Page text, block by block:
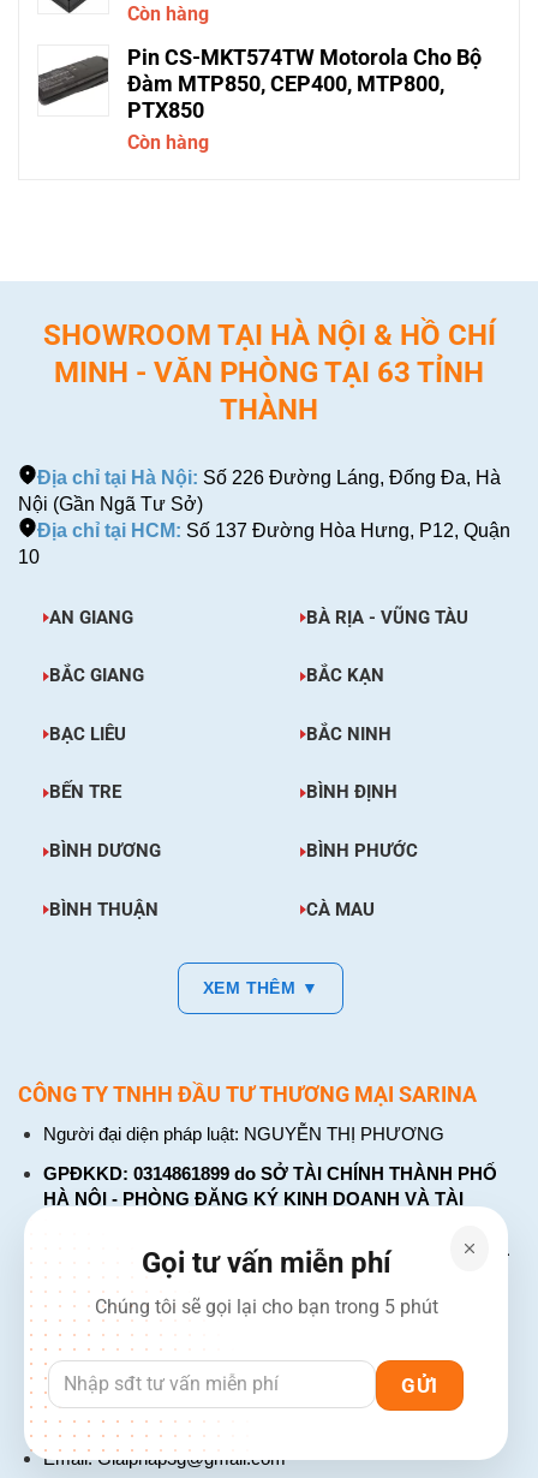
Còn hàng
Pin CS-MKT574TW Motorola Cho Bộ
Đàm MTP850, CEP400, MTP800,
PTX850
Còn hàng
SHOWROOM TẠI HÀ NỘI & HỒ CHÍ
MINH - VĂN PHÒNG TẠI 63 TỈNH
THÀNH
Địa chỉ tại Hà Nội: Số 226 Đường Láng, Đống Đa, Hà
Nội (Gần Ngã Tư Sở)
Địa chỉ tại HCM: Số 137 Đường Hòa Hưng, P12, Quận
10
AN GIANG BÀ RỊA - VŨNG TÀU
BẮC GIANG BẮC KẠN
BẠC LIÊU BẮC NINH
BẾN TRE BÌNH ĐỊNH
BÌNH DƯƠNG BÌNH PHƯỚC
BÌNH THUẬN CÀ MAU
XEM THÊM ▼
CÔNG TY TNHH ĐẦU TƯ THƯƠNG MẠI SARINA
Người đại diện pháp luật: NGUYỄN THỊ PHƯƠNG
GPĐKKD: 0314861899 do SỞ TÀI CHÍNH THÀNH PHỐ
HÀ NỘI - PHÒNG ĐĂNG KÝ KINH DOANH VÀ TÀI
CHÍNH DOANH NGHIỆP cấp. Đăng ký lần đầu: ngày 26
tháng 01 năm 2018. Đăng ký thay đổi lần thứ: 4, ngày 31
tháng 03 năm 2026
226 Đường Láng, Đống Đa, Hà Nội
137 Đường Hòa Hưng, Phường 12, Quận 10, TP. Hồ Chí
Minh
Hotline: 1900 2106 - 0386 001 001
Email:Giaiphap3g@gmail.com
Gọi tư vấn miễn phí
Chúng tôi sẽ gọi lại cho bạn trong 5 phút